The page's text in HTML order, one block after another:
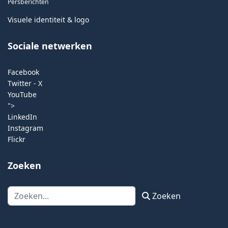
Persberichten
Visuele identiteit & logo
Sociale netwerken
Facebook
Twitter - X
YouTube
">
LinkedIn
Instagram
Flickr
Zoeken
Zoeken Zoeken